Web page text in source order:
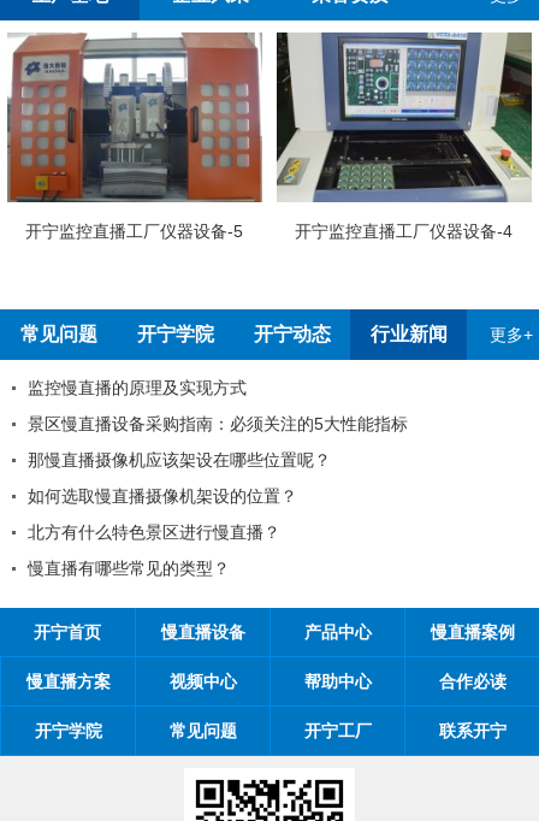
宁监控直播工厂仪器设备-5 开宁监控直播工厂仪器设备-4
常见问题 开宁学院 开宁动态 行业新闻 更多+
监控慢直播的原理及实现方式
景区慢直播设备采购指南：必须关注的5大性能指标
那慢直播摄像机应该架设在哪些位置呢？
如何选取慢直播摄像机架设的位置？
北方有什么特色景区进行慢直播？
慢直播有哪些常见的类型？
开宁首页 慢直播设备 产品中心 慢直播案例
慢直播方案 视频中心 帮助中心 合作必读
开宁学院 常见问题 开宁工厂 联系开宁